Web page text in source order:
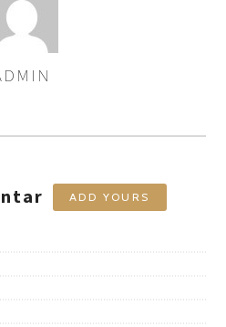
ADD YOURS